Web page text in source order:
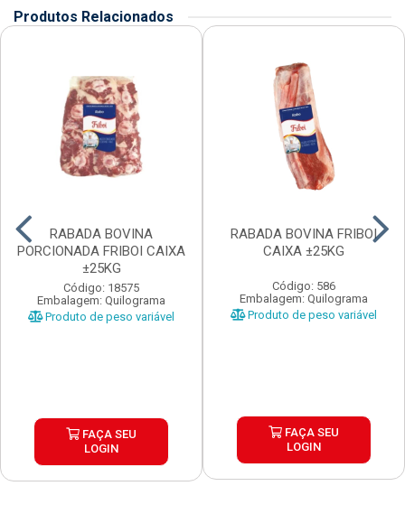
Produtos Relacionados
RABADA BOVINA
PORCIONADA FRIBOI CAIXA
±25KG
Código: 18575
Embalagem: Quilograma
Produto de peso variável
FAÇA SEU
LOGIN
RABADA BOVINA FRIBOI
CAIXA ±25KG
Código: 586
Embalagem: Quilograma
Produto de peso variável
FAÇA SEU
LOGIN